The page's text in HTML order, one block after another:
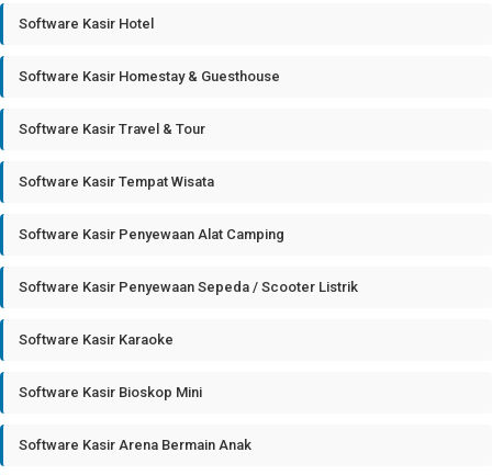
Software Kasir Hotel
Software Kasir Homestay & Guesthouse
Software Kasir Travel & Tour
Software Kasir Tempat Wisata
Software Kasir Penyewaan Alat Camping
Software Kasir Penyewaan Sepeda / Scooter Listrik
Software Kasir Karaoke
Software Kasir Bioskop Mini
Software Kasir Arena Bermain Anak